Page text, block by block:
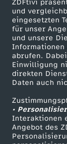
ZDFtivi
und
eingesetzten
für unser
und unsere
Informationen
abrufen.
Einwilligung
direkten
Daten auch
•
Interaktionen
Angebot des
t
-
E
i
n
Mehr ZDF
ZDF-Apps
Smart TV
ZDFtext
Livestreams
Sendungen A-Z
TV-Programm